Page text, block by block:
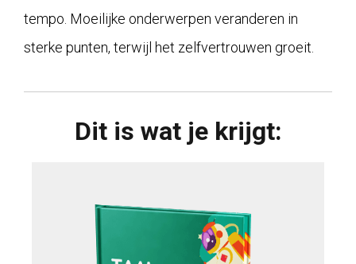
tempo. Moeilijke onderwerpen veranderen in
sterke punten, terwijl het zelfvertrouwen groeit.
Dit is wat je krijgt: